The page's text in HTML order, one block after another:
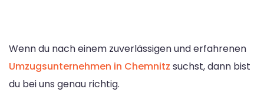
Wenn du nach einem zuverlässigen und erfahrenen
Umzugsunternehmen in Chemnitz suchst, dann bist
du bei uns genau richtig.